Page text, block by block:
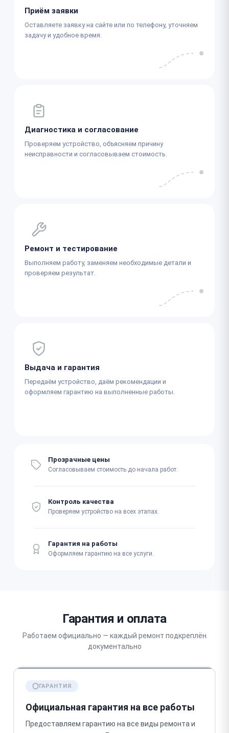
Приём заявки
Оставляете заявку на сайте или по телефону, уточняем
задачу и удобное время.
Диагностика и согласование
Проверяем устройство, объясняем причину
неисправности и согласовываем стоимость.
Ремонт и тестирование
Выполняем работу, заменяем необходимые детали и
проверяем результат.
Выдача и гарантия
Передаём устройство, даём рекомендации и
оформляем гарантию на выполненные работы.
Прозрачные цены
Согласовываем стоимость до начала работ.
Контроль качества
Проверяем устройство на всех этапах.
Гарантия на работы
Оформляем гарантию на все услуги.
Гарантия и оплата
Работаем официально — каждый ремонт подкреплён
документально
ГАРАНТИЯ
Официальная гарантия на все работы
Предоставляем гарантию на все виды ремонта и